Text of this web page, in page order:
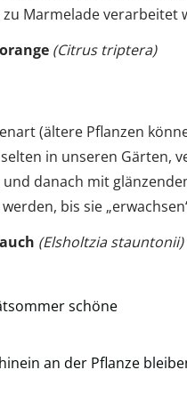
Marmelade verarbeitet
(Citrus triptera)
(ältere Pflanzen
in unseren Gärten,
danach mit
bis sie
(Elsholtzia stauntonii)
schöne
an der Pflanze